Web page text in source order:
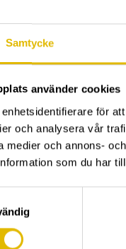
Samtycke
använder cookies
för
och analysera vår
medier och annons-
som du har